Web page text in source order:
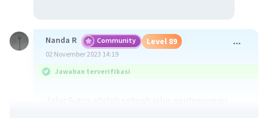
Nanda R Community Level 89
02 November 2023 14:19
Jawaban terverifikasi